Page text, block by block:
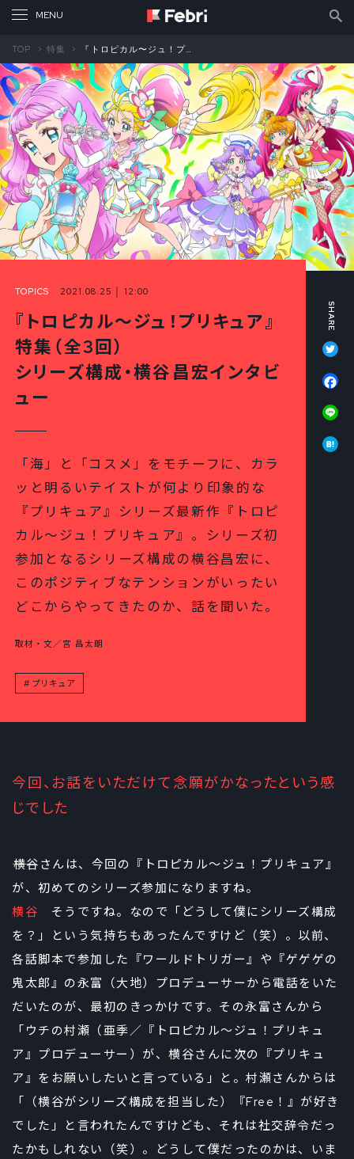
TOP 特集 『トロピカル〜ジュ！プリキュア』特集 シリーズ構成・横谷昌宏インタビュー
TOPICS 2021.08.25 │ 12:00
『トロピカル〜ジュ！プリキュア』
特集（全3回）
シリーズ構成・横谷昌宏インタビ
ュー
「海」と「コスメ」をモチーフに、カラ
ッと明るいテイストが何より印象的な
『プリキュア』シリーズ最新作『トロピ
カル～ジュ！プリキュア』。シリーズ初
参加となるシリーズ構成の横谷昌宏に、
このポジティブなテンションがいったい
どこからやってきたのか、話を聞いた。
取材・文／宮 昌太朗
プリキュア
今回、お話をいただけて念願がかなったという感
じでした
――横谷さんは、今回の『トロピカル～ジュ！プリキュア』
が、初めてのシリーズ参加になりますね。
横谷 そうですね。なので「どうして僕にシリーズ構成
を？」という気持ちもあったんですけど（笑）。以前、
各話脚本で参加した『ワールドトリガー』や『ゲゲゲの
鬼太郎』の永富（大地）プロデューサーから電話をいた
だいたのが、最初のきっかけです。その永富さんから
「ウチの村瀬（亜季／『トロピカル～ジュ！プリキュ
ア』プロデューサー）が、横谷さんに次の『プリキュ
ア』をお願いしたいと言っている」と。村瀬さんからは
「（横谷がシリーズ構成を担当した）『Free！』が好き
でした」と言われたんですけども、それは社交辞令だっ
たかもしれない（笑）。どうして僕だったのかは、いま